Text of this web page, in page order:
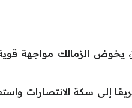
يخوض الزمالك مواجهة
إلى سكة الانتصارات